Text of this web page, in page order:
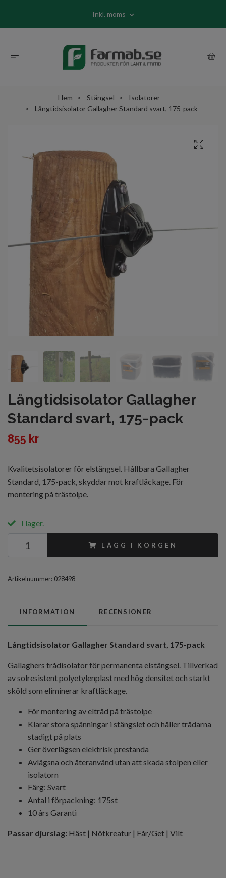
Inkl. moms
Hem Stängsel
Isolatorer
Långtidsisolator Gallagher Standard svart, 175-pack
Långtidsisolator Gallagher
Standard svart, 175-pack
855 kr
Kvalitetsisolatorer för elstängsel. Hållbara Gallagher
Standard, 175-pack, skyddar mot kraftläckage. För
montering på trästolpe.
I lager.
LÄGG I KORGEN
Artikelnummer: 028498
INFORMATION RECENSIONER
Långtidsisolator Gallagher Standard svart, 175-pack
Gallaghers trådisolator för permanenta elstängsel. Tillverkad
av solresistent polyetylenplast med hög densitet och starkt
sköld som eliminerar kraftläckage.
För montering av eltråd på trästolpe
Klarar stora spänningar i stängslet och håller trådarna
stadigt på plats
Ger överlägsen elektrisk prestanda
Avlägsna och återanvänd utan att skada stolpen eller
isolatorn
Färg: Svart
Antal i förpackning: 175st
10 års Garanti
Passar djurslag: Häst | Nötkreatur | Får/Get | Vilt